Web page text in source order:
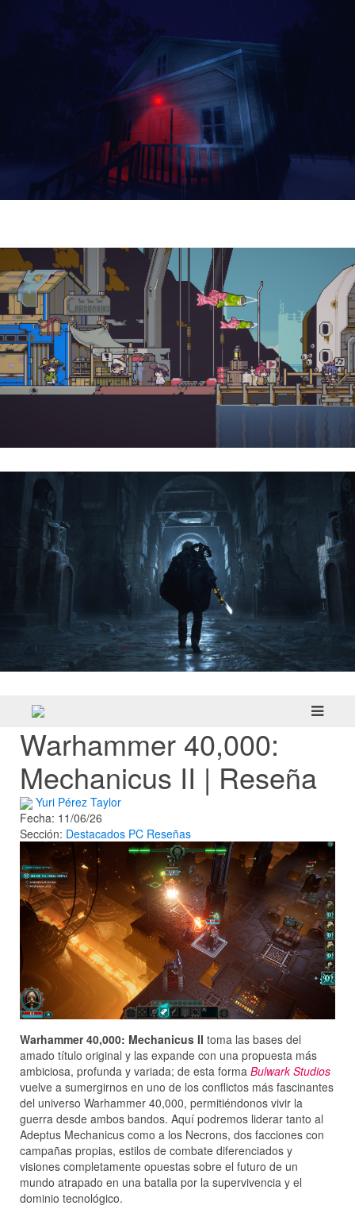
Warhammer 40,000:
Mechanicus II | Reseña
Yuri Pérez Taylor
Fecha: 11/06/26
Sección: Destacados PC Reseñas
Warhammer 40,000: Mechanicus II toma las bases del
amado título original y las expande con una propuesta más
ambiciosa, profunda y variada; de esta forma Bulwark Studios
vuelve a sumergirnos en uno de los conflictos más fascinantes
del universo Warhammer 40,000, permitiéndonos vivir la
guerra desde ambos bandos. Aquí podremos liderar tanto al
Adeptus Mechanicus como a los Necrons, dos facciones con
campañas propias, estilos de combate diferenciados y
visiones completamente opuestas sobre el futuro de un
mundo atrapado en una batalla por la supervivencia y el
dominio tecnológico.